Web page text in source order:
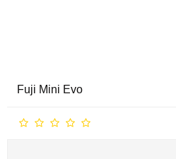
Fuji Mini Evo